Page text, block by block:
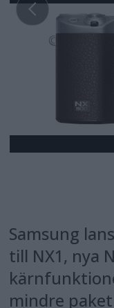
Samsung
till NX1, nya
mindre